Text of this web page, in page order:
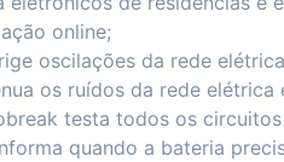
online;
oscilações da rede
os ruídos da rede
testa todos os
quando a bateria